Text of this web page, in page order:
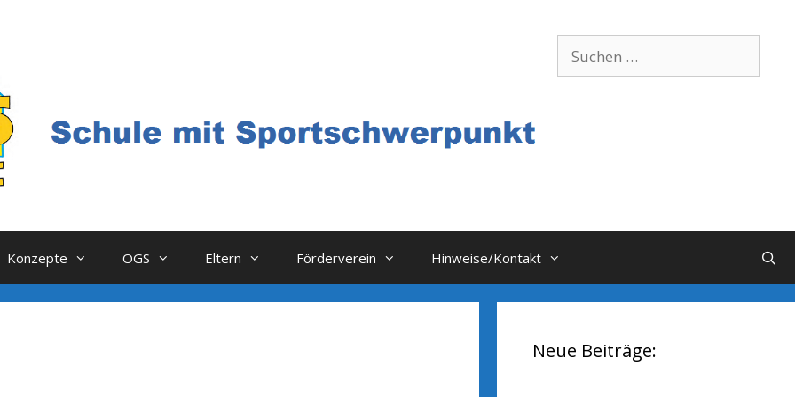
nach:
Konzepte OGS Eltern Förderverein Hinweise/Kontakt
Neue Beiträge: